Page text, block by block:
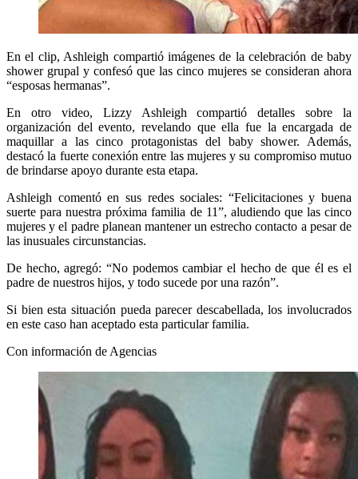
En el clip, Ashleigh compartió imágenes de la celebración de baby
shower grupal y confesó que las cinco mujeres se consideran ahora
“esposas hermanas”.
En otro video, Lizzy Ashleigh compartió detalles sobre la
organización del evento, revelando que ella fue la encargada de
maquillar a las cinco protagonistas del baby shower. Además,
destacó la fuerte conexión entre las mujeres y su compromiso mutuo
de brindarse apoyo durante esta etapa.
Ashleigh comentó en sus redes sociales: “Felicitaciones y buena
suerte para nuestra próxima familia de 11”, aludiendo que las cinco
mujeres y el padre planean mantener un estrecho contacto a pesar de
las inusuales circunstancias.
De hecho, agregó: “No podemos cambiar el hecho de que él es el
padre de nuestros hijos, y todo sucede por una razón”.
Si bien esta situación pueda parecer descabellada, los involucrados
en este caso han aceptado esta particular familia.
Con información de Agencias